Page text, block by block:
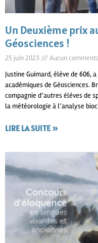
Un Deuxième prix
Géosciences !
25 juin 2023
Aucun
Justine Guimard, élève de 606,
académiques de Géosciences.
compagnie d’autres élèves de
la météorologie à l’analyse
LIRE LA SUITE »